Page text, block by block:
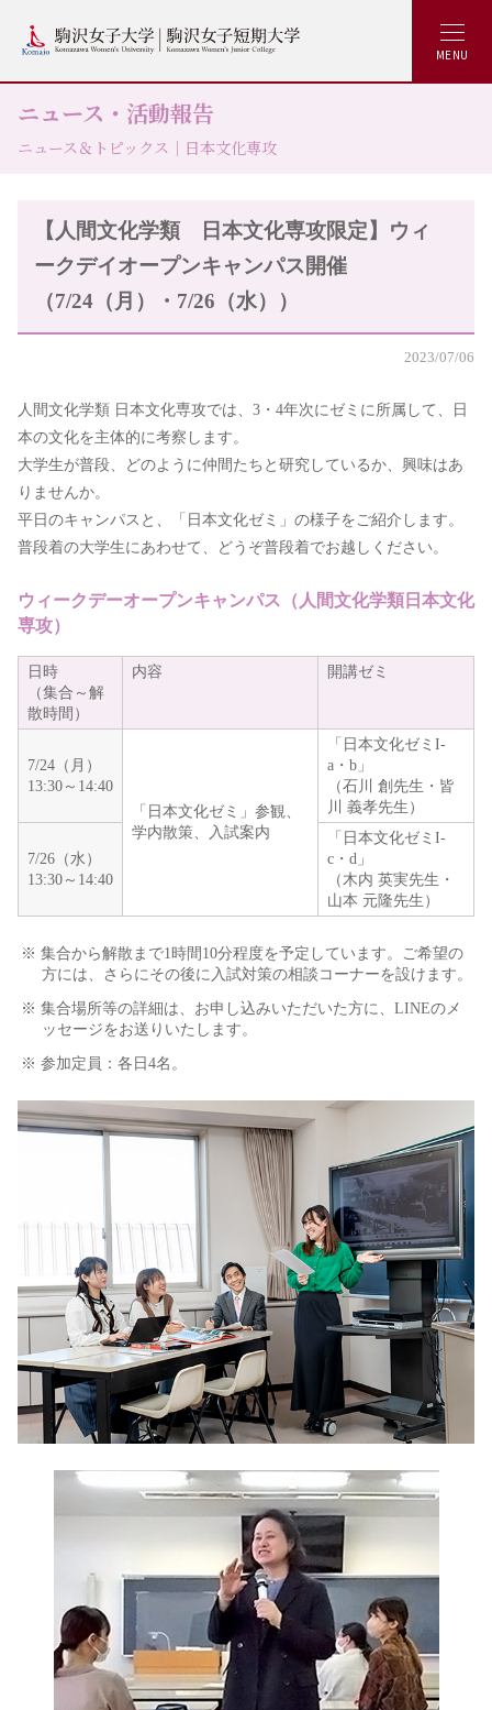
MENU
ニュース・活動報告
ニュース＆トピックス｜日本文化専攻
【人間文化学類 日本文化専攻限定】ウィ
ークデイオープンキャンパス開催
（7/24（月）・7/26（水））
2023/07/06
人間文化学類 日本文化専攻では、3・4年次にゼミに所属して、日
本の文化を主体的に考察します。
大学生が普段、どのように仲間たちと研究しているか、興味はあ
りませんか。
平日のキャンパスと、「日本文化ゼミ」の様子をご紹介します。
普段着の大学生にあわせて、どうぞ普段着でお越しください。
ウィークデーオープンキャンパス（人間文化学類日本文化
専攻）
日時
（集合～解
散時間）
内容 開講ゼミ
7/24（月）
13:30～14:40
「日本文化ゼミ」参観、
学内散策、入試案内
「日本文化ゼミI-
a・b」
（石川 創先生・皆
川 義孝先生）
7/26（水）
13:30～14:40
「日本文化ゼミI-
c・d」
（木内 英実先生・
山本 元隆先生）
※ 集合から解散まで1時間10分程度を予定しています。ご希望の
方には、さらにその後に入試対策の相談コーナーを設けます。
※ 集合場所等の詳細は、お申し込みいただいた方に、LINEのメ
ッセージをお送りいたします。
※ 参加定員：各日4名。